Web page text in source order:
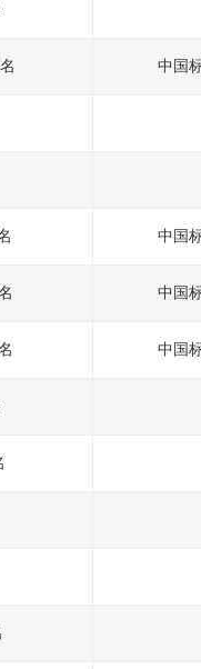
意使用，保护企业的品牌。
全球品牌
进军国际市场的企业，需要
中国
中国
中国
中国